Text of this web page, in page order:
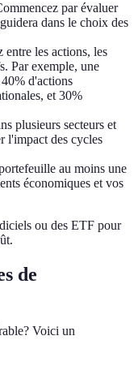
par évaluer
dans le choix des
les actions, les
Par exemple, une
d'actions
et 30%
plusieurs secteurs et
l'impact des cycles
au moins une
économiques et vos
ou des ETF pour
de
Voici un